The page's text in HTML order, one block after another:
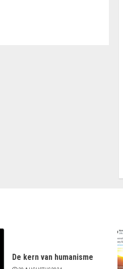
De kern van humanisme